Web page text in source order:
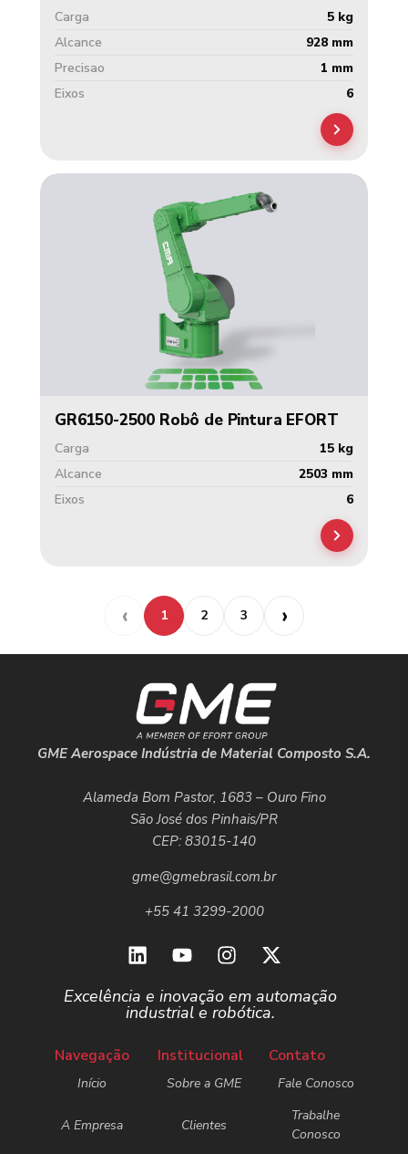
Carga
5 kg
Alcance
928 mm
Precisao
1 mm
Eixos
6
GR6150-2500 Robô de Pintura EFORT
Carga
15 kg
Alcance
2503 mm
Eixos
6
1 2 3
GME Aerospace Indústria de Material Composto S.A.
Alameda Bom Pastor, 1683 – Ouro Fino
São José dos Pinhais/PR
CEP: 83015-140
gme@gmebrasil.com.br
+55 41 3299-2000
Excelência e inovação em automação
industrial e robótica.
Navegação
Início
A Empresa
Institucional
Sobre a GME
Clientes
Contato
Fale Conosco
Trabalhe
Conosco